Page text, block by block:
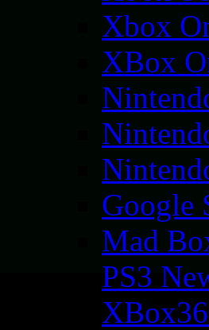
Xbox
XBox
Google
Mad
PS3